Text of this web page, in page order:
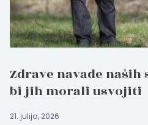
Zdrave navade
bi jih morali usvojiti
21. julija, 2026